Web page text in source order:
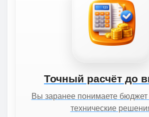
Точный расчёт до
Вы заранее понимаете
технические